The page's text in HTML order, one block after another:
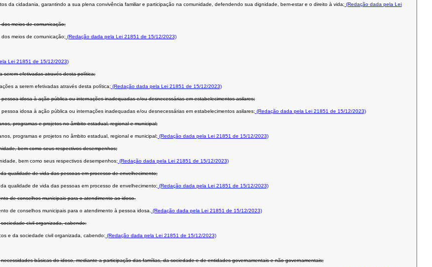
da cidadania, garantindo a sua plena convivência familiar e participação na comunidade, defendendo sua dignidade, bem-estar e o direito à vida; (Redação dada pela Lei
meios de comunicação;
meios de comunicação; (Redação dada pela Lei 21851 de 15/12/2023)
Lei 21851 de 15/12/2023)
serem efetivadas através desta política;
a serem efetivadas através desta política; (Redação dada pela Lei 21851 de 15/12/2023)
idosa à ação pública ou internações inadequadas e/ou desnecessárias em estabelecimentos asilares;
idosa à ação pública ou internações inadequadas e/ou desnecessárias em estabelecimentos asilares; (Redação dada pela Lei 21851 de 15/12/2023)
programas e projetos no âmbito estadual, regional e municipal;
programas e projetos no âmbito estadual, regional e municipal; (Redação dada pela Lei 21851 de 15/12/2023)
bem como seus respectivos desempenhos;
bem como seus respectivos desempenhos; (Redação dada pela Lei 21851 de 15/12/2023)
qualidade de vida das pessoas em processo de envelhecimento;
qualidade de vida das pessoas em processo de envelhecimento; (Redação dada pela Lei 21851 de 15/12/2023)
de conselhos municipais para o atendimento ao idoso.
de conselhos municipais para o atendimento à pessoa idosa. (Redação dada pela Lei 21851 de 15/12/2023)
civil organizada, cabendo:
e da sociedade civil organizada, cabendo: (Redação dada pela Lei 21851 de 15/12/2023)
básicas do idoso, mediante a participação das famílias, da sociedade e de entidades governamentais e não governamentais;